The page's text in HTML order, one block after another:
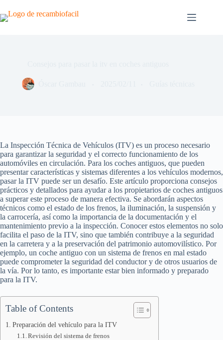
al
contenido
La Inspección Técnica de Vehículos (ITV) es un proceso necesario
para garantizar la seguridad y el correcto funcionamiento de los
automóviles en circulación. Para los coches antiguos, que pueden
presentar características y sistemas diferentes a los vehículos modernos,
pasar la ITV puede ser un desafío. Este artículo proporciona consejos
prácticos y detallados para ayudar a los propietarios de coches antiguos
a superar este proceso de manera efectiva. Se abordarán aspectos
técnicos como el estado de los frenos, la iluminación, la suspensión y
la carrocería, así como la importancia de la documentación y el
mantenimiento previo a la inspección. Conocer estos elementos no solo
facilita el paso de la ITV, sino que también contribuye a la seguridad
en la carretera y a la preservación del patrimonio automovilístico. Por
ejemplo, un coche antiguo con un sistema de frenos en mal estado
puede comprometer la seguridad del conductor y de otros usuarios de
la vía. Por lo tanto, es importante estar bien informado y preparado
para la ITV.
Table of Contents
Preparación del vehículo para la ITV
Revisión del sistema de frenos